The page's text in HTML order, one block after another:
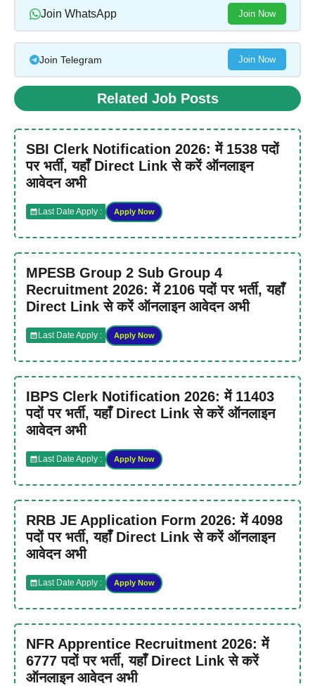
Join WhatsApp Join Now
Join Telegram Join Now
Related Job Posts
SBI Clerk Notification 2026: में 1538 पदों
पर भर्ती, यहाँ Direct Link से करें ऑनलाइन
आवेदन अभी
Last Date Apply : Apply Now
MPESB Group 2 Sub Group 4
Recruitment 2026: में 2106 पदों पर भर्ती, यहाँ
Direct Link से करें ऑनलाइन आवेदन अभी
Last Date Apply : Apply Now
IBPS Clerk Notification 2026: में 11403
पदों पर भर्ती, यहाँ Direct Link से करें ऑनलाइन
आवेदन अभी
Last Date Apply : Apply Now
RRB JE Application Form 2026: में 4098
पदों पर भर्ती, यहाँ Direct Link से करें ऑनलाइन
आवेदन अभी
Last Date Apply : Apply Now
NFR Apprentice Recruitment 2026: में
6777 पदों पर भर्ती, यहाँ Direct Link से करें
ऑनलाइन आवेदन अभी